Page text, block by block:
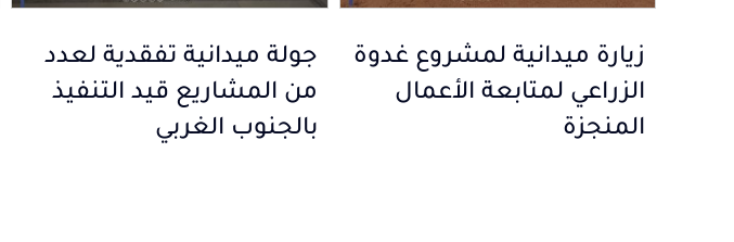
زيارة ميدانية لمشروع غدوة
الزراعي لمتابعة الأعمال
المنجزة
جولة ميدانية تفقدية لعدد
من المشاريع قيد التنفيذ
بالجنوب الغربي